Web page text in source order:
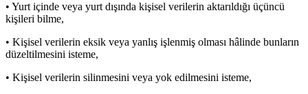
• Yurt içinde veya yurt dışında kişisel verilerin aktarıldığı üçüncü
kişileri bilme,
• Kişisel verilerin eksik veya yanlış işlenmiş olması hâlinde bunların
düzeltilmesini isteme,
• Kişisel verilerin silinmesini veya yok edilmesini isteme,